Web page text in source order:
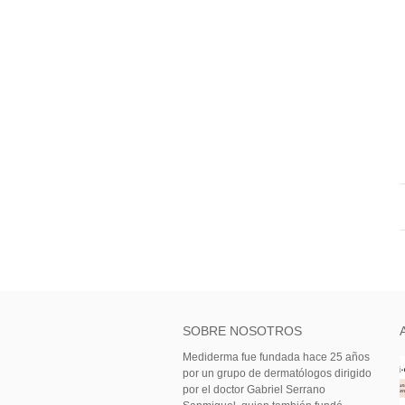
SOBRE NOSOTROS
Mediderma fue fundada hace 25 años
por un grupo de dermatólogos dirigido
por el doctor Gabriel Serrano